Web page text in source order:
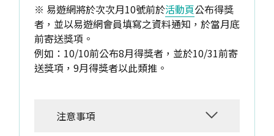
※ 易遊網將於次次月10號前於活動頁公布得獎
者，並以易遊網會員填寫之資料通知，於當月底
前寄送獎項。
例如：10/10前公布8月得獎者，並於10/31前寄
送獎項，9月得獎者以此類推。
注意事項